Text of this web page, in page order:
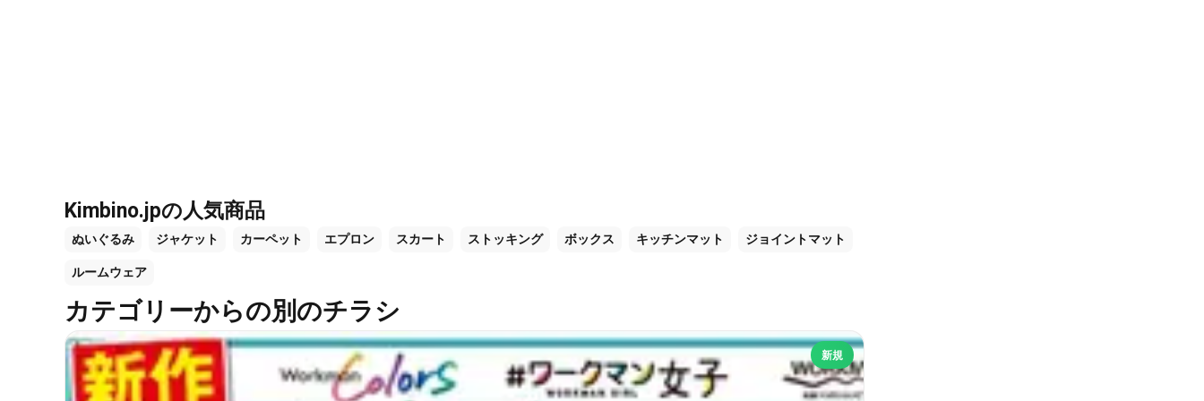
Kimbino.jpの人気商品
ぬいぐるみ ジャケット カーペット エプロン スカート ストッキング ボックス キッチンマット ジョイントマット
ルームウェア
カテゴリーからの別のチラシ
新規